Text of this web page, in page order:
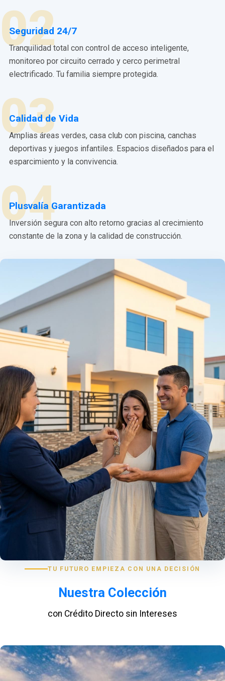
02
Seguridad 24/7
Tranquilidad total con control de acceso inteligente,
monitoreo por circuito cerrado y cerco perimetral
electrificado. Tu familia siempre protegida.
03
Calidad de Vida
Amplias áreas verdes, casa club con piscina, canchas
deportivas y juegos infantiles. Espacios diseñados para el
esparcimiento y la convivencia.
04
Plusvalía Garantizada
Inversión segura con alto retorno gracias al crecimiento
constante de la zona y la calidad de construcción.
TU FUTURO EMPIEZA CON UNA DECISIÓN
Nuestra Colección
con Crédito Directo sin Intereses